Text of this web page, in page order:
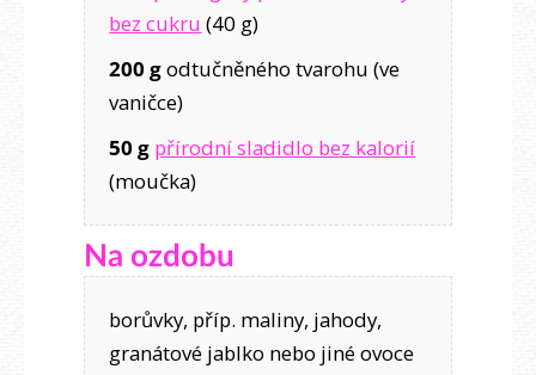
bez cukru (40 g)
200 godtučněného tvarohu (ve
vaničce)
50 g přírodní sladidlo bez kalorií
(moučka)
Na ozdobu
borůvky, příp. maliny, jahody,
granátové jablko nebo jiné ovoce